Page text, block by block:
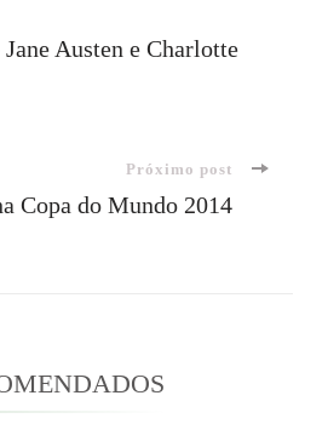
Austen e Charlotte
Próximo post
Copa do Mundo 2014